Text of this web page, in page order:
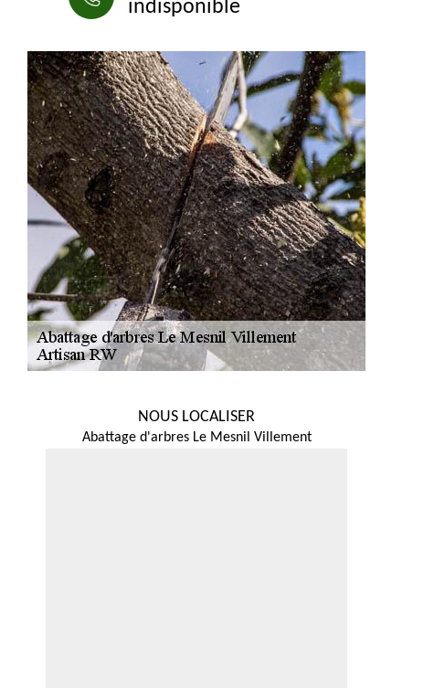
indisponible
NOUS LOCALISER
Abattage d'arbres Le Mesnil Villement